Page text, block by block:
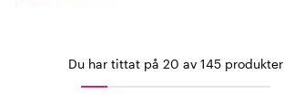
Du har tittat på 20 av 145 produkter